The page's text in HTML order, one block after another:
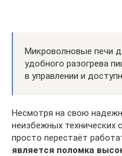
Микроволновые печи
удобного разогрева
в управлении и
Несмотря на свою
неизбежных технических
просто перестаёт
является поломка